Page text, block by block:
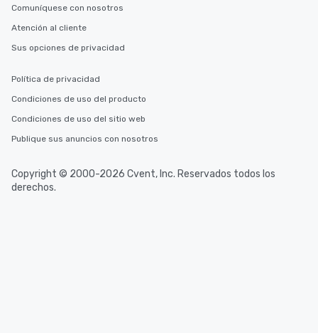
Comuníquese con nosotros
Atención al cliente
Sus opciones de privacidad
Política de privacidad
Condiciones de uso del producto
Condiciones de uso del sitio web
Publique sus anuncios con nosotros
Copyright © 2000-2026 Cvent, Inc. Reservados todos los
derechos.